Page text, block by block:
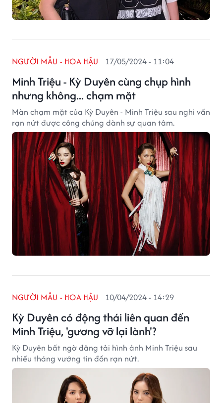
Minh Triệu - Kỳ Duyên cùng chụp hình
nhưng không... chạm mặt
NGƯỜI MẪU - HOA HẬU 17/05/2024 - 11:04
Màn chạm mặt của Kỳ Duyên - Minh Triệu sau nghi vấn
rạn nứt được công chúng dành sự quan tâm.
Kỳ Duyên có động thái liên quan đến
Minh Triệu, 'gương vỡ lại lành'?
NGƯỜI MẪU - HOA HẬU 10/04/2024 - 14:29
Kỳ Duyên bất ngờ đăng tải hình ảnh Minh Triệu sau
nhiều tháng vướng tin đồn rạn nứt.